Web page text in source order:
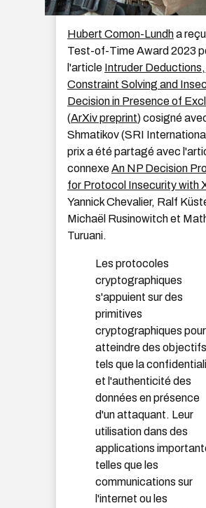
Hubert Comon-Lundha
Test-of-Time Award 2023
l'article Intruder Deductions,
Constraint Solving and
Decision in Presence of
(ArXiv preprint) cosigné
Shmatikov (SRI
prix a été partagé avec
connexeAn NP Decision
for Protocol Insecurity with
Yannick Chevalier, Ralf
Michaël Rusinowitch et
Turuani.
Les protocoles
cryptographiques
s'appuient sur des
primitives
cryptographiques pour
atteindre des objectifs
tels que la
et l'authenticité des
données en présence
d'un attaquant. Leur
utilisation dans des
applications
telles que les
communications sur
l'internet ou les